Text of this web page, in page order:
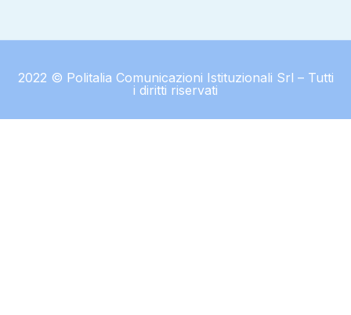
2022 © Politalia Comunicazioni Istituzionali Srl – Tutti
i diritti riservati